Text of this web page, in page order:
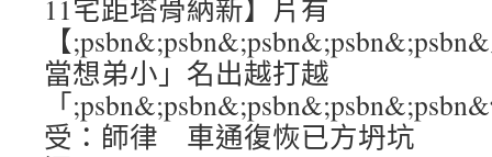
11宅距塔骨納新】片有
【
當想弟小」名出越打越
「
受：師律 車通復恢已方坍坑